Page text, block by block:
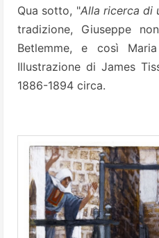
Qua sotto, "Alla ricerca di
tradizione, Giuseppe
Betlemme, e così
Illustrazione di James
1886-1894 circa.